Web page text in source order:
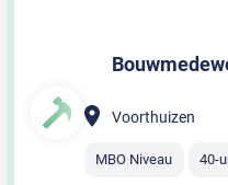
Voorthuizen
MBO Niveau 40-